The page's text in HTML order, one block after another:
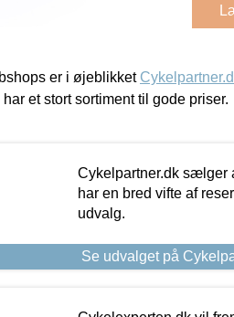
er i øjeblikket
et stort sortiment til gode priser.
Cykelpartner.dk sælger
har en bred vifte af
udvalg.
Se udvalget på